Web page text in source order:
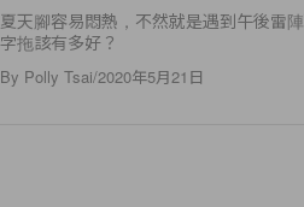
夏天腳容易悶熱，不然就是遇到午後雷
字拖該有多好？
By Polly Tsai/2020年5月21日